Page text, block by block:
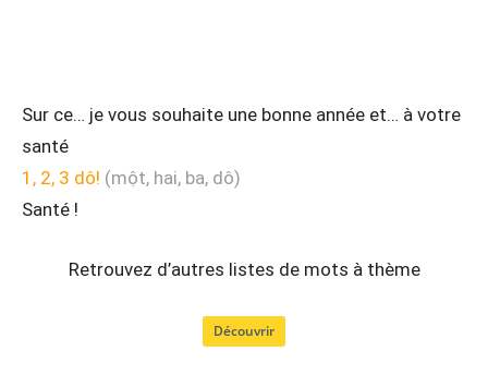
Sur ce… je vous souhaite une bonne année et… à votre
santé
1, 2, 3 dô! (một, hai, ba, dô)
Santé !
Retrouvez d’autres listes de mots à thème
Découvrir